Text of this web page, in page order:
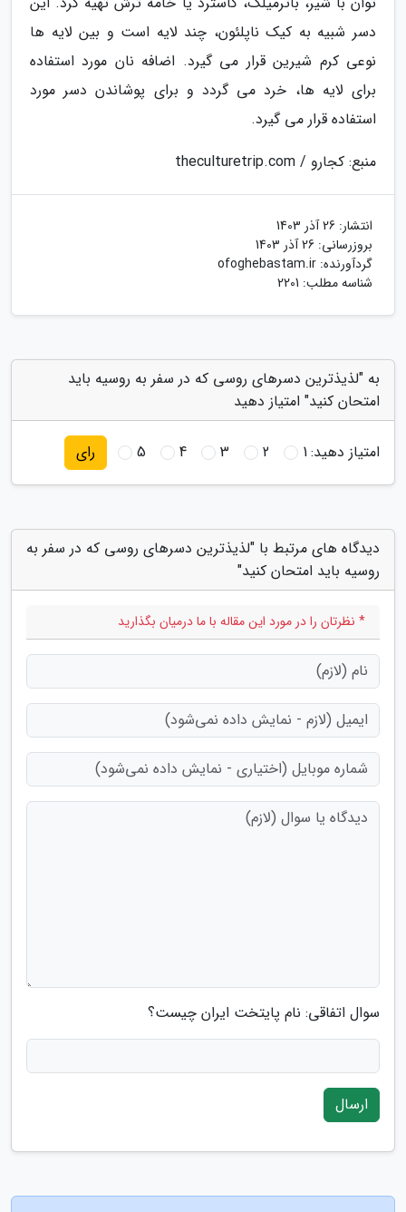
دسر شبیه به کیک ناپلئون، چند لایه است و بین لایه ها
نوعی کرم شیرین قرار می گیرد. اضافه نان مورد استفاده
برای لایه ها، خرد می گردد و برای پوشاندن دسر مورد
استفاده قرار می گیرد.
منبع: کجارو / theculturetrip.com
انتشار: 26 آذر 1403
بروزرسانی: 26 آذر 1403
گردآورنده: ofoghebastam.ir
شناسه مطلب: 2201
به "لذیذترین دسرهای روسی که در سفر به روسیه باید
امتحان کنید" امتیاز دهید
امتیاز دهید:1
2
3
4
5 رای
دیدگاه های مرتبط با "لذیذترین دسرهای روسی که در سفر به
روسیه باید امتحان کنید"
* نظرتان را در مورد این مقاله با ما درمیان بگذارید
سوال اتفاقی: نام پایتخت ایران چیست؟
ارسال